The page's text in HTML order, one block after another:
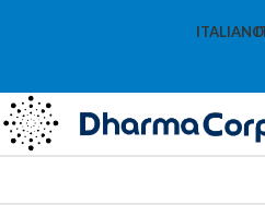
ITALIANO